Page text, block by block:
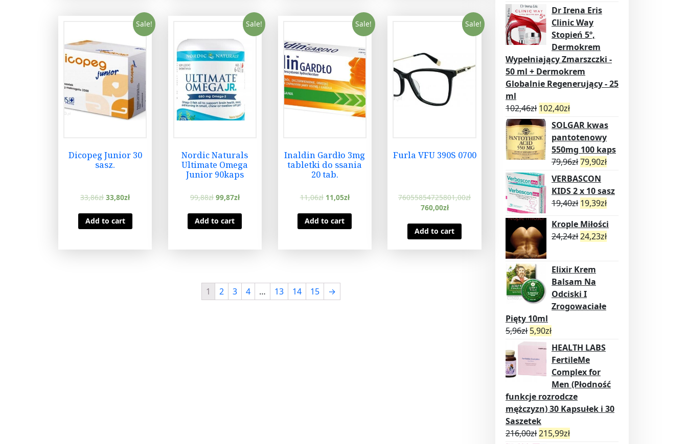
Sale!
Dicopeg Junior 30
sasz.
33,86zł 33,80zł
Add to cart
Sale!
Nordic Naturals
Ultimate Omega
Junior 90kaps
99,88zł 99,87zł
Add to cart
Sale!
Inaldin Gardło 3mg
tabletki do ssania
20 tab.
11,06zł 11,05zł
Add to cart
Sale!
Furla VFU 390S 0700
76055854725801,00zł
760,00zł
Add to cart
1 2 3 4 … 13 14 15 →
Dr Irena Eris
Clinic Way
Stopień 5º,
Dermokrem
Wypełniający Zmarszczki -
50 ml + Dermokrem
Globalnie Regenerujący - 25
ml
102,46zł 102,40zł
SOLGAR kwas
pantotenowy
550mg 100 kaps
79,96zł79,90zł
VERBASCON
KIDS 2 x 10 sasz
19,40zł 19,39zł
Krople Miłości
24,24zł24,23zł
Elixir Krem
Balsam Na
Odciski I
Zrogowaciałe
Pięty 10ml
5,96zł 5,90zł
HEALTH LABS
FertileMe
Complex for
Men (Płodność
funkcje rozrodcze
mężczyzn) 30 Kapsułek i 30
Saszetek
216,00zł215,99zł